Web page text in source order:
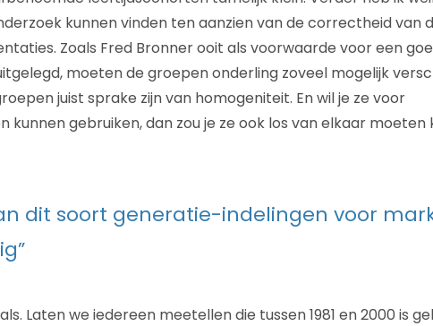
kunnen vinden ten aanzien van de correctheid van
Zoals Fred Bronner ooit als voorwaarde voor een
moeten de groepen onderling zoveel mogelijk
juist sprake zijn van homogeniteit. En wil je ze voor
kunnen gebruiken, dan zou je ze ook los van elkaar moeten
dit soort generatie-indelingen voor
Laten we iedereen meetellen die tussen 1981 en 2000 is